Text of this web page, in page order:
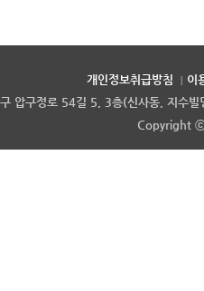
개인정보취급방침
이
압구정로 54길 5, 3층(신사동, 지수
Copyright